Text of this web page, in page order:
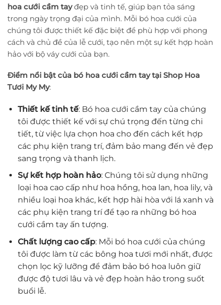
hoa cưới cầm tayđẹp và tinh tế, giúp bạn tỏa sáng
trong ngày trọng đại của mình. Mỗi bó hoa cưới của
chúng tôi được thiết kế đặc biệt để phù hợp với phong
cách và chủ đề của lễ cưới, tạo nên một sự kết hợp hoàn
hảo với bộ váy cưới của bạn.
Điểm nổi bật của bó hoa cưới cầm tay tại Shop Hoa
Tươi My My:
Thiết kế tinh tế: Bó hoa cưới cầm tay của chúng
tôi được thiết kế với sự chú trọng đến từng chi
tiết, từ việc lựa chọn hoa cho đến cách kết hợp
các phụ kiện trang trí, đảm bảo mang đến vẻ đẹp
sang trọng và thanh lịch.
Sự kết hợp hoàn hảo: Chúng tôi sử dụng những
loại hoa cao cấp như hoa hồng, hoa lan, hoa lily, và
nhiều loại hoa khác, kết hợp hài hòa với lá xanh và
các phụ kiện trang trí để tạo ra những bó hoa
cưới cầm tay ấn tượng.
Chất lượng cao cấp: Mỗi bó hoa cưới của chúng
tôi được làm từ các bông hoa tươi mới nhất, được
chọn lọc kỹ lưỡng để đảm bảo bó hoa luôn giữ
được độ tươi lâu và vẻ đẹp hoàn hảo trong suốt
buổi lễ.